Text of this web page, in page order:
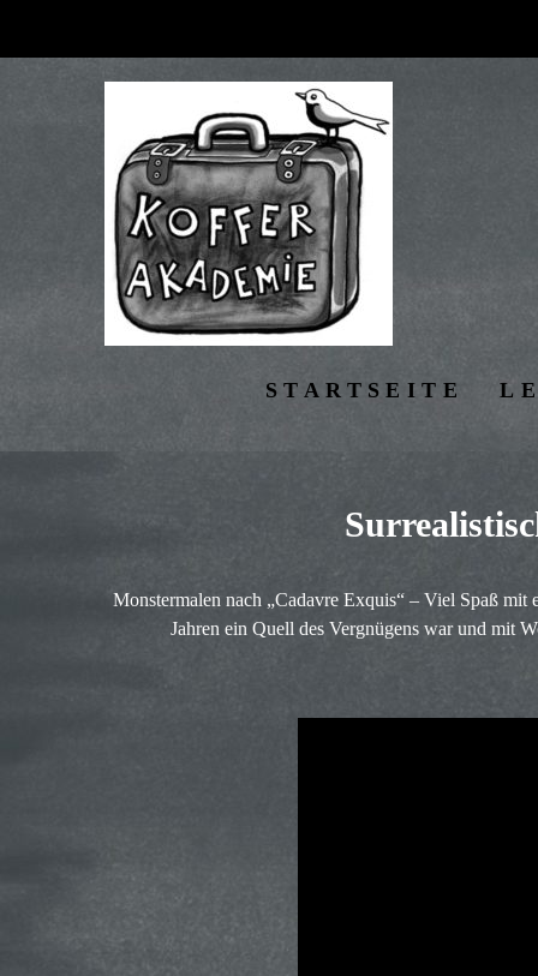
STARTSEITE
Monstermalen nach „Cadavre Exquis“ – Viel Spaß
Jahren ein Quell des Vergnügens war und mit